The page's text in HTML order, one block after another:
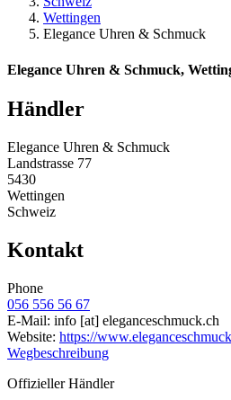
Wettingen
Elegance Uhren & Schmuck
Elegance Uhren & Schmuck,
Händler
Elegance Uhren & Schmuck
Landstrasse 77
5430
Wettingen
Schweiz
Kontakt
Phone
056 556 56 67
E-Mail: info [at] eleganceschmuck.ch
Website: https://
Wegbeschreibung
Offizieller Händler